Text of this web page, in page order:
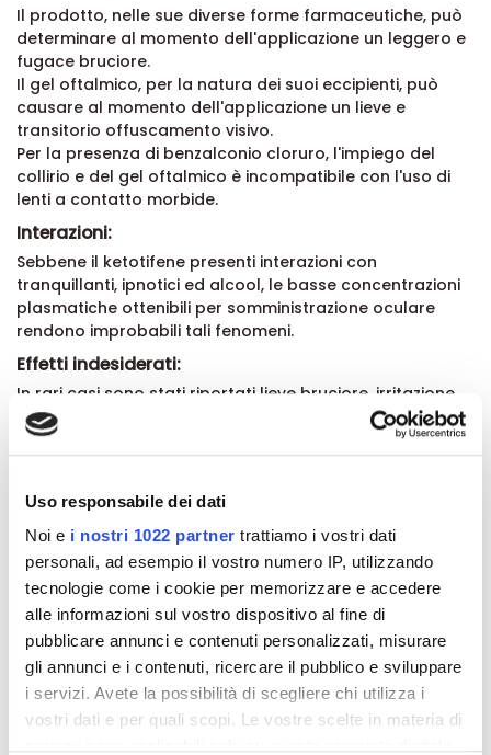
Uso responsabile dei dati
Noi e i nostri 1022 partner trattiamo i vostri dati
personali, ad esempio il vostro numero IP, utilizzando
tecnologie come i cookie per memorizzare e accedere
alle informazioni sul vostro dispositivo al fine di
pubblicare annunci e contenuti personalizzati, misurare
gli annunci e i contenuti, ricercare il pubblico e sviluppare
i servizi. Avete la possibilità di scegliere chi utilizza i
vostri dati e per quali scopi. Le vostre scelte in materia di
Il prodotto, nelle sue diverse forme farmaceutiche, può
determinare al momento dell'applicazione un leggero e
fugace bruciore.
Il gel oftalmico, per la natura dei suoi eccipienti, può
causare al momento dell'applicazione un lieve e
transitorio offuscamento visivo.
Per la presenza di benzalconio cloruro, l'impiego del
collirio e del gel oftalmico è incompatibile con l'uso di
lenti a contatto morbide.
Interazioni:
Sebbene il ketotifene presenti interazioni con
tranquillanti, ipnotici ed alcool, le basse concentrazioni
plasmatiche ottenibili per somministrazione oculare
rendono improbabili tali fenomeni.
Effetti indesiderati:
In rari casi sono stati riportati lieve bruciore, irritazione
locale con iperemia e blefarite.
Gravidanza e allattamento:
alcun effetto negativo del ketotifene sulla gestazione e
sul feto, la sua somministrazione in donne in stato di
gravidanza, in particolare nel primo trimestre, deve
essere limitata ai casi di effettiva necessità.
Non sono note reazioni da sovradosaggio.
Formato:
Confezione da 25 flaconcini monodose.